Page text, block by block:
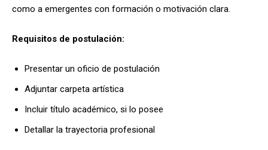
como a emergentes con formación o motivación clara.
Requisitos de postulación:
Presentar un oficio de postulación
Adjuntar carpeta artística
Incluir título académico, si lo posee
Detallar la trayectoria profesional